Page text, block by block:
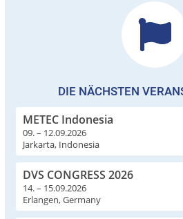
DIE NÄCHSTEN
METEC Indonesia
09. – 12.09.2026
Jarkarta, Indonesia
DVS CONGRESS 2026
14. – 15.09.2026
Erlangen, Germany